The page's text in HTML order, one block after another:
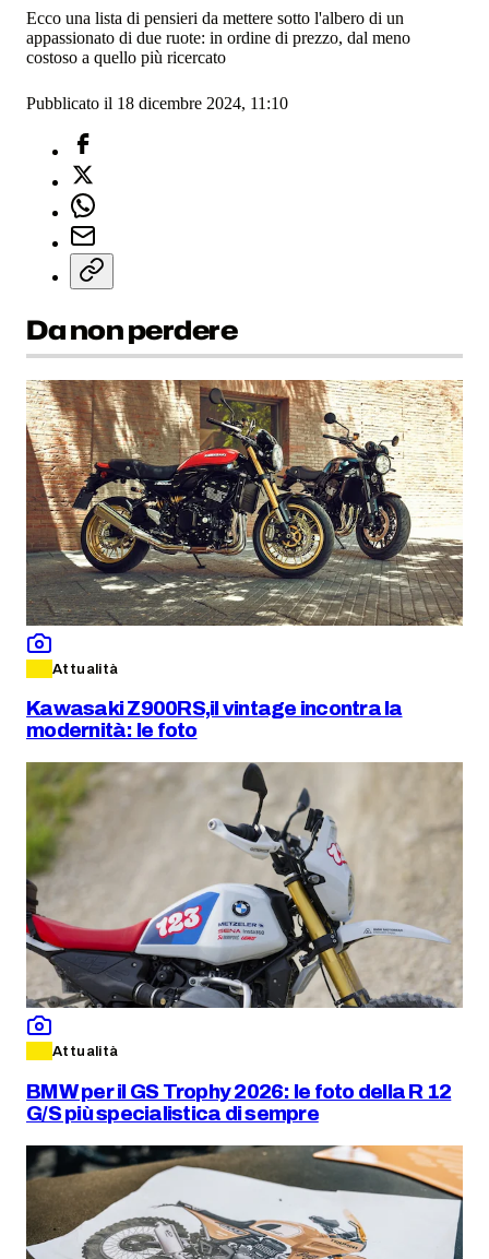
Ecco una lista di pensieri da mettere sotto l'albero di un
appassionato di due ruote: in ordine di prezzo, dal meno
costoso a quello più ricercato
Pubblicato il 18 dicembre 2024, 11:10
Da non perdere
Attualità
Kawasaki Z900RS,il vintage incontra la
modernità: le foto
Attualità
BMW per il GS Trophy 2026: le foto della R 12
G/S più specialistica di sempre